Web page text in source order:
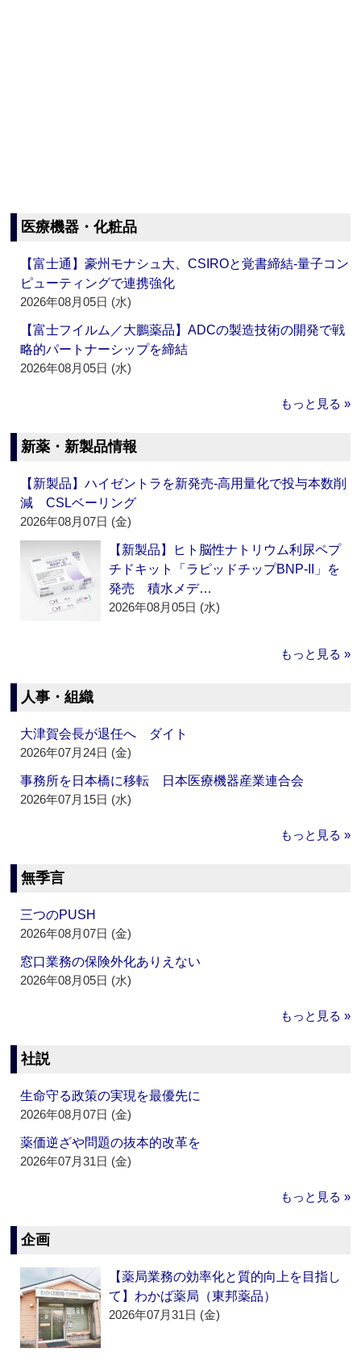
医療機器・化粧品
【富士通】豪州モナシュ大、CSIROと覚書締結‐量子コン
ピューティングで連携強化
2026年08月05日 (水)
【富士フイルム／大鵬薬品】ADCの製造技術の開発で戦
略的パートナーシップを締結
2026年08月05日 (水)
もっと見る »
新薬・新製品情報
【新製品】ハイゼントラを新発売‐高用量化で投与本数削
減 CSLベーリング
2026年08月07日 (金)
【新製品】ヒト脳性ナトリウム利尿ペプ
チドキット「ラピッドチップBNP-II」を
発売 積水メデ…
2026年08月05日 (水)
もっと見る »
人事・組織
大津賀会長が退任へ ダイト
2026年07月24日 (金)
事務所を日本橋に移転 日本医療機器産業連合会
2026年07月15日 (水)
もっと見る »
無季言
三つのPUSH
2026年08月07日 (金)
窓口業務の保険外化ありえない
2026年08月05日 (水)
もっと見る »
社説
生命守る政策の実現を最優先に
2026年08月07日 (金)
薬価逆ざや問題の抜本的改革を
2026年07月31日 (金)
もっと見る »
企画
【薬局業務の効率化と質的向上を目指し
て】わかば薬局（東邦薬品）
2026年07月31日 (金)